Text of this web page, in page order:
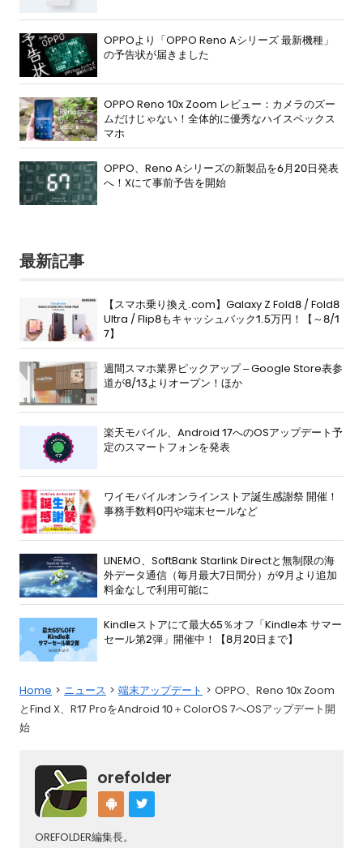
OPPOより「OPPO Reno Aシリーズ 最新機種」
の予告状が届きました
OPPO Reno 10x Zoom レビュー：カメラのズー
ムだけじゃない！全体的に優秀なハイスペックス
マホ
OPPO、Reno Aシリーズの新製品を6月20日発表
へ！Xにて事前予告を開始
最新記事
【スマホ乗り換え.com】Galaxy Z Fold8 / Fold8
Ultra / Flip8もキャッシュバック1.5万円！【～8/1
7】
週間スマホ業界ピックアップ – Google Store表参
道が8/13よりオープン！ほか
楽天モバイル、Android 17へのOSアップデート予
定のスマートフォンを発表
ワイモバイルオンラインストア誕生感謝祭 開催！
事務手数料0円や端末セールなど
LINEMO、SoftBank Starlink Directと無制限の海
外データ通信（毎月最大7日間分）が9月より追加
料金なしで利用可能に
Kindleストアにて最大65％オフ「Kindle本 サマー
セール第2弾」開催中！【8月20日まで】
Home ニュース 端末アップデート
OPPO、Reno 10x Zoom
とFind X、R17 ProをAndroid 10＋ColorOS 7へOSアップデート開
始
orefolder
OREFOLDER編集長。